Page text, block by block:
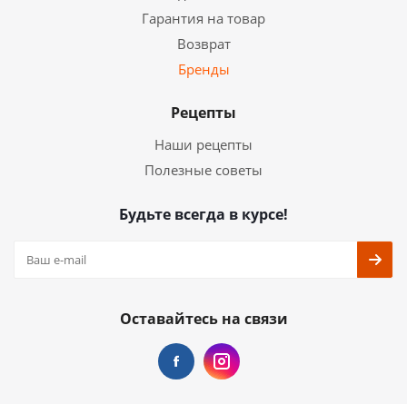
Гарантия на товар
Возврат
Бренды
Рецепты
Наши рецепты
Полезные советы
Будьте всегда в курсе!
Оставайтесь на связи